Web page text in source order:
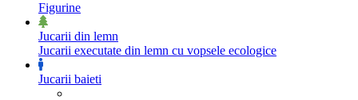
Figurine
Jucarii din lemn
Jucarii executate din lemn cu vopsele ecologice
Jucarii baieti